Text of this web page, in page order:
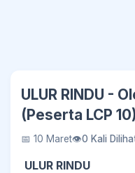
ULUR RINDU -
(Peserta LCP 10)
📅 10 Maret👁0 Kali
ULUR RINDU